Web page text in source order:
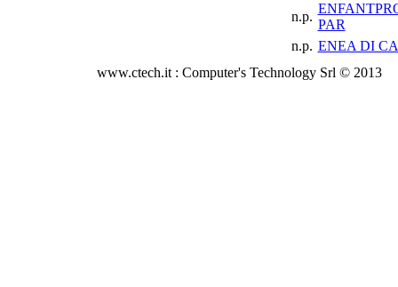
n.p.
PAR
n.p. ENEA DI
www.ctech.it : Computer's Technology Srl © 2013